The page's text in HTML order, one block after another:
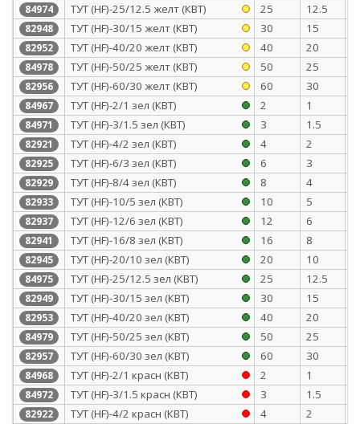
84974 ТУТ (HF)-25/12.5 желт (КВТ) 25 12.5
82948 ТУТ (HF)-30/15 желт (КВТ) 30 15
82952 ТУТ (HF)-40/20 желт (КВТ) 40 20
84978 ТУТ (HF)-50/25 желт (КВТ) 50 25
82956 ТУТ (HF)-60/30 желт (КВТ) 60 30
84967 ТУТ (HF)-2/1 зел (КВТ) 2 1
84971 ТУТ (HF)-3/1.5 зел (КВТ) 3 1.5
82921 ТУТ (HF)-4/2 зел (КВТ) 4 2
82925 ТУТ (HF)-6/3 зел (КВТ) 6 3
82929 ТУТ (HF)-8/4 зел (КВТ) 8 4
82933 ТУТ (HF)-10/5 зел (КВТ) 10 5
82937 ТУТ (HF)-12/6 зел (КВТ) 12 6
82941 ТУТ (HF)-16/8 зел (КВТ) 16 8
82945 ТУТ (HF)-20/10 зел (КВТ) 20 10
84975 ТУТ (HF)-25/12.5 зел (КВТ) 25 12.5
82949 ТУТ (HF)-30/15 зел (КВТ) 30 15
82953 ТУТ (HF)-40/20 зел (КВТ) 40 20
84979 ТУТ (HF)-50/25 зел (КВТ) 50 25
82957 ТУТ (HF)-60/30 зел (КВТ) 60 30
84968 ТУТ (HF)-2/1 красн (КВТ) 2 1
84972 ТУТ (HF)-3/1.5 красн (КВТ) 3 1.5
82922 ТУТ (HF)-4/2 красн (КВТ) 4 2